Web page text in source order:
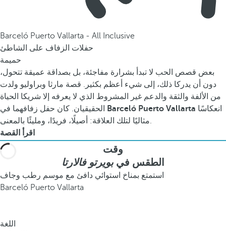
Barceló Puerto Vallarta - All Inclusive
حفلات الزفاف على الشاطئ
حميمة
بعض قصص الحب لا تبدأ بشرارة مفاجئة، بل بصداقة عميقة تتحول،
دون أن يدركا ذلك، إلى شيء أعظم بكثير. قصة مارثا وبراوليو ولدت
من الألفة والثقة والدعم غير المشروط الذي لا يعرفه إلا شريكا الحياة
Barceló Puerto Vallarta
مثاليًا لتلك العلاقة: أصيلًا، فريدًا، ومليئًا بالمعنى.
اقرأ القصة
وقت
الطقس في بويرتو فالارتا
استمتع بمناخ استوائي دافئ مع موسم رطب وجاف
Barceló Puerto Vallarta
اللغة